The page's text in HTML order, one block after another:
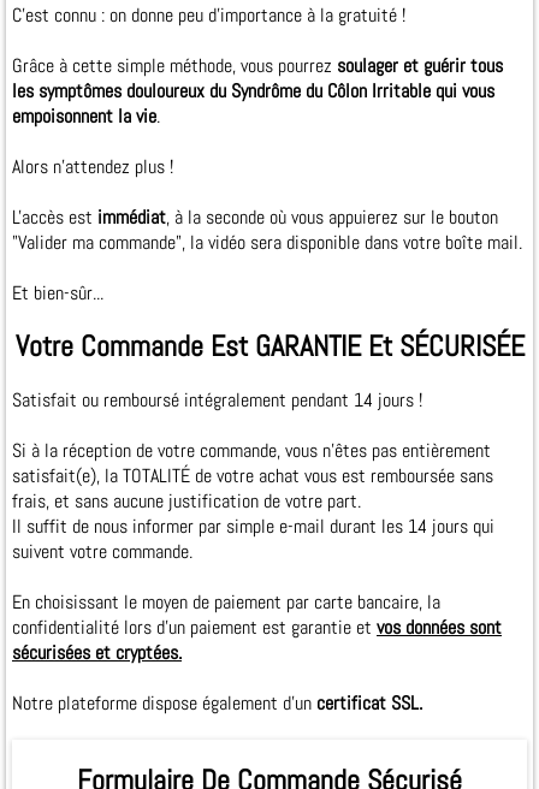
C'est connu : on donne peu d'importance à la gratuité !
Grâce à cette simple méthode, vous pourrez soulager et guérir tous
les symptômes douloureux du Syndrôme du Côlon Irritable qui vous
empoisonnent la vie.
Alors n'attendez plus !
L'accès est immédiat, à la seconde où vous appuierez sur le bouton
"Valider ma commande", la vidéo sera disponible dans votre boîte mail.
Et bien-sûr...
Votre Commande Est GARANTIE Et SÉCURISÉE
Satisfait ou remboursé intégralement pendant 14 jours !
Si à la réception de votre commande, vous n'êtes pas entièrement
satisfait(e), la TOTALITÉ de votre achat vous est remboursée sans
frais, et sans aucune justification de votre part.
Il suffit de nous informer par simple e­-mail durant les 14 jours qui
suivent votre commande.
En choisissant le moyen de paiement par carte bancaire, la
confidentialité lors d'un paiement est garantie et vos données sont
sécurisées et cryptées.
Notre plateforme dispose également d'un certificat SSL.
Formulaire De Commande Sécurisé